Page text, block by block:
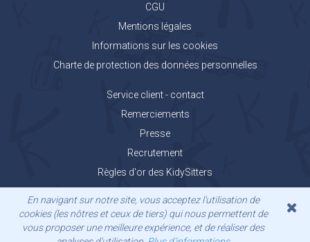
CGU
Mentions légales
Informations sur les cookies
Charte de protection des données personnelles
Service client - contact
Remerciements
Presse
Recrutement
Règles d'or des KidySitters
En navigant sur notre site, vous acceptez l'utilisation de
cookies (les nôtres et ceux de tiers) qui nous permettent de
vous proposer une meilleure expérience, et de réaliser des